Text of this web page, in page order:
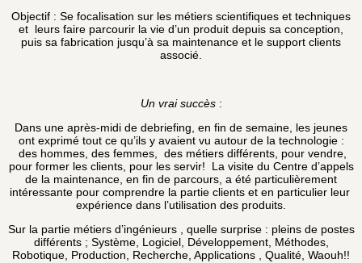
Objectif : Se focalisation sur les métiers scientifiques et techniques
et leurs faire parcourir la vie d’un produit depuis sa conception,
puis sa fabrication jusqu’à sa maintenance et le support clients
associé.
Un vrai succès :
Dans une après-midi de debriefing, en fin de semaine, les jeunes
ont exprimé tout ce qu’ils y avaient vu autour de la technologie :
des hommes, des femmes, des métiers différents, pour vendre,
pour former les clients, pour les servir! La visite du Centre d’appels
de la maintenance, en fin de parcours, a été particulièrement
intéressante pour comprendre la partie clients et en particulier leur
expérience dans l’utilisation des produits.
Sur la partie métiers d’ingénieurs , quelle surprise : pleins de postes
différents ; Système, Logiciel, Développement, Méthodes,
Robotique, Production, Recherche, Applications , Qualité, Waouh!!